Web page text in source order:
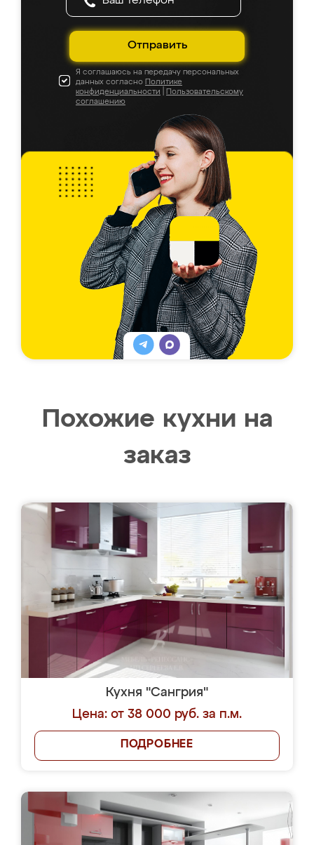
Отправить
Я соглашаюсь на передачу персональных
данных согласно Политике
конфиденциальности
Пользовательскому
соглашению
Похожие кухни на
заказ
Кухня "Сангрия"
Цена: от 38 000 руб. за п.м.
ПОДРОБНЕЕ